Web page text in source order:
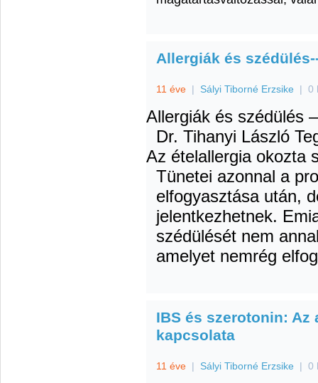
Allergiák és
11 éve | Sályi Tiborné Erzsike | 0
Allergiák és szédülés
Dr. Tihanyi László
Az ételallergia okozta
Tünetei azonnal a
elfogyasztása után,
jelentkezhetnek.
szédülését nem
amelyet nemrég
IBS és szerotonin: Az
kapcsolata
11 éve | Sályi Tiborné Erzsike | 0